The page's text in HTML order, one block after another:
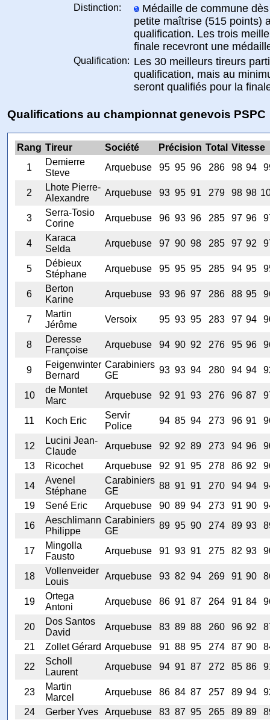
Distinction:
Médaille de commune
petite maîtrise (515 points)
qualification. Les trois
finale recevront une
Qualification: Les 30 meilleurs tireurs
qualification, mais au
seront qualifiés pour la
Qualifications au championnat genevois PSPC
Rang Tireur Société Précision Total Vitesse
1
Demierre
Steve
Arquebuse 95 95 96 286 98 94
2
Lhote Pierre-
Alexandre
Arquebuse 93 95 91 279 98 98
3
Serra-Tosio
Corine
Arquebuse 96 93 96 285 97 96
4
Karaca
Selda
Arquebuse 97 90 98 285 97 92
5
Débieux
Stéphane
Arquebuse 95 95 95 285 94 95
6
Berton
Karine
Arquebuse 93 96 97 286 88 95
7
Martin
Jérôme
Versoix 95 93 95 283 97 94
8
Deresse
Françoise
Arquebuse 94 90 92 276 95 96
9
Feigenwinter
Bernard
Carabiniers
GE
93 93 94 280 94 94
10
de Montet
Marc
Arquebuse 92 91 93 276 96 87
11 Koch Eric
Servir
Police
94 85 94 273 96 91
12
Lucini Jean-
Claude
Arquebuse 92 92 89 273 94 96
13
Ricochet Arquebuse 92 91 95 278 86 92
14
Avenel
Stéphane
Carabiniers
GE
88 91 91 270 94 94
19
Sené Eric Arquebuse 90 89 94 273 91 90
16
Aeschlimann
Philippe
Carabiniers
GE
89 95 90 274 89 93
17
Mingolla
Fausto
Arquebuse 91 93 91 275 82 93
18
Vollenveider
Louis
Arquebuse 93 82 94 269 91 90
19
Ortega
Antoni
Arquebuse 86 91 87 264 91 84
20
Dos Santos
David
Arquebuse 83 89 88 260 96 92
21
Zollet Gérard Arquebuse 91 88 95 274 87 90
22
Scholl
Laurent
Arquebuse 94 91 87 272 85 86
23
Martin
Marcel
Arquebuse 86 84 87 257 89 94
24
Gerber Yves Arquebuse 83 87 95 265 89 89